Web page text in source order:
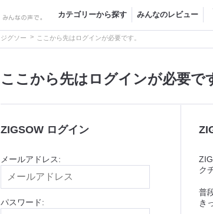
カテゴリーから探す みんなのレビュー
ジグソー > ここから先はログインが必要です。
ここから先はログインが必要で
ZIGSOW ログイン
メールアドレス:
パスワード:
ク
普
き